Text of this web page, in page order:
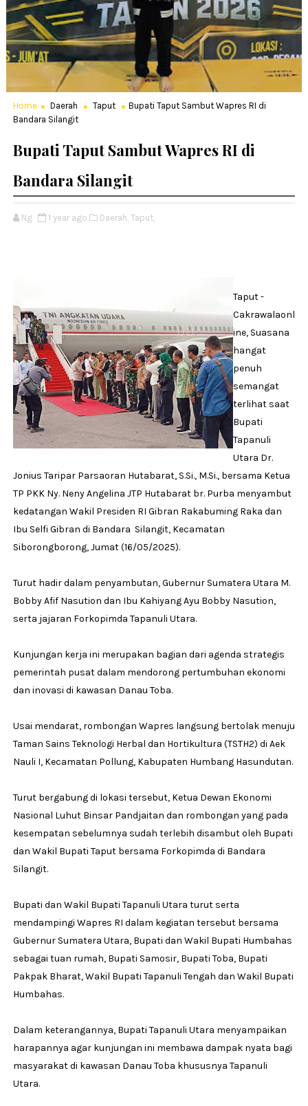
Home Daerah Taput
Bupati Taput Sambut Wapres RI di
Bandara Silangit
Bupati Taput Sambut Wapres RI di
Bandara Silangit
Ng 1 year ago Daerah, Taput,
Taput -
Cakrawalaonl
ine, Suasana
hangat
penuh
semangat
terlihat saat
Bupati
Tapanuli
Utara Dr.
Jonius Taripar Parsaoran Hutabarat, S.Si., M.Si., bersama Ketua
TP PKK Ny. Neny Angelina JTP Hutabarat br. Purba menyambut
kedatangan Wakil Presiden RI Gibran Rakabuming Raka dan
Ibu Selfi Gibran di Bandara Silangit, Kecamatan
Siborongborong, Jumat (16/05/2025).
Turut hadir dalam penyambutan, Gubernur Sumatera Utara M.
Bobby Afif Nasution dan Ibu Kahiyang Ayu Bobby Nasution,
serta jajaran Forkopimda Tapanuli Utara.
Kunjungan kerja ini merupakan bagian dari agenda strategis
pemerintah pusat dalam mendorong pertumbuhan ekonomi
dan inovasi di kawasan Danau Toba.
Usai mendarat, rombongan Wapres langsung bertolak menuju
Taman Sains Teknologi Herbal dan Hortikultura (TSTH2) di Aek
Nauli I, Kecamatan Pollung, Kabupaten Humbang Hasundutan.
Turut bergabung di lokasi tersebut, Ketua Dewan Ekonomi
Nasional Luhut Binsar Pandjaitan dan rombongan yang pada
kesempatan sebelumnya sudah terlebih disambut oleh Bupati
dan Wakil Bupati Taput bersama Forkopimda di Bandara
Silangit.
Bupati dan Wakil Bupati Tapanuli Utara turut serta
mendampingi Wapres RI dalam kegiatan tersebut bersama
Gubernur Sumatera Utara, Bupati dan Wakil Bupati Humbahas
sebagai tuan rumah, Bupati Samosir, Bupati Toba, Bupati
Pakpak Bharat, Wakil Bupati Tapanuli Tengah dan Wakil Bupati
Humbahas.
Dalam keterangannya, Bupati Tapanuli Utara menyampaikan
harapannya agar kunjungan ini membawa dampak nyata bagi
masyarakat di kawasan Danau Toba khususnya Tapanuli
Utara.